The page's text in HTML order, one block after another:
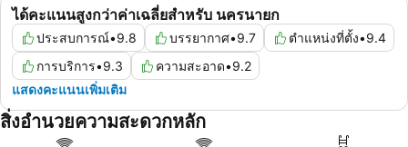
ได้คะแนนสูงกว่าค่าเฉลี่ยสำหรับ นครนายก
ประสบการณ์•9.8 บรรยากาศ•9.7 ตำแหน่งที่ตั้ง•9.4
การบริการ•9.3 ความสะอาด•9.2
แสดงคะแนนเพิ่มเติม
สิ่งอำนวยความสะดวกหลัก